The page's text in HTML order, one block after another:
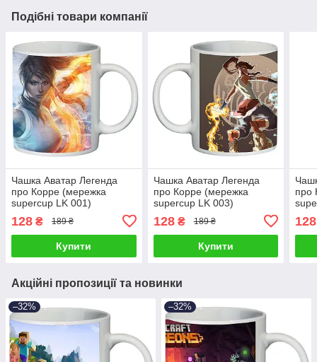
Подібні товари компанії
Чашка Аватар Легенда
про Корре (мережка
supercup LK 001)
128 ₴ 189 ₴
Купити
Чашка Аватар Легенда
про Корре (мережка
supercup LK 003)
128₴ 189 ₴
Купити
про
128
Акційні пропозиції та новинки
–32% –32%